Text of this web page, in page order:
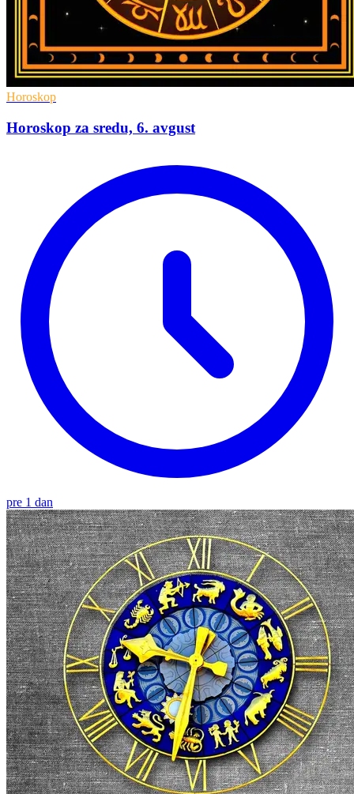
Horoskop
Horoskop za sredu, 6. avgust
pre 1 dan